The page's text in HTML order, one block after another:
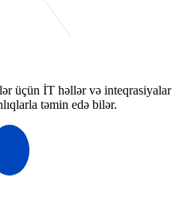
üçün İT həllər və inteqrasiyalar
təmin edə bilər.